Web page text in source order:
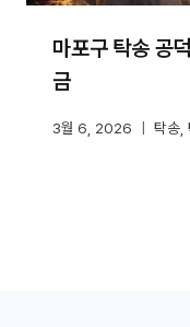
마포구 탁송 공
금
3월 6, 2026 탁송